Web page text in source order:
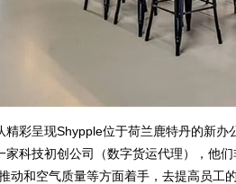
精彩呈现Shypple位于荷兰鹿特丹的新
家科技初创公司（数字货运代理），他
动和空气质量等方面着手，去提高员工